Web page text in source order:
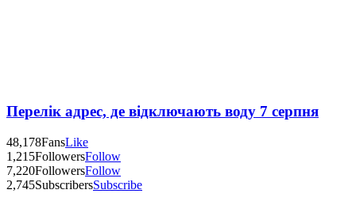
Перелік адрес, де відключають воду 7 серпня
48,178FansLike
1,215FollowersFollow
7,220FollowersFollow
2,745SubscribersSubscribe